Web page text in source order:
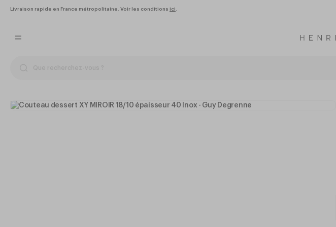
Livraison rapide en France métropolitaine. Voir les conditions ici .